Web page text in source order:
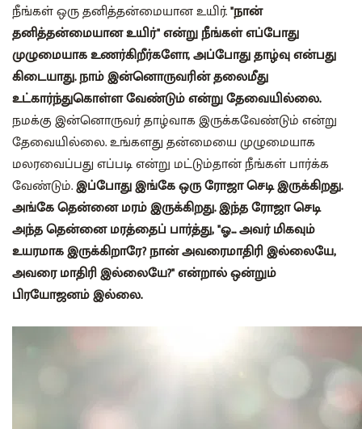
நீங்கள் ஒரு தனித்தன்மையான உயிர்."நான்
தனித்தன்மையான உயிர்" என்று நீங்கள் எப்போது
முழுமையாக உணர்கிறீர்களோ, அப்போது தாழ்வு என்பது
கிடையாது. நாம் இன்னொருவரின் தலைமீது
உட்கார்ந்துகொள்ள வேண்டும் என்று தேவையில்லை.
நமக்கு இன்னொருவர் தாழ்வாக இருக்கவேண்டும் என்று
தேவையில்லை. உங்களது தன்மையை முழுமையாக
மலரவைப்பது எப்படி என்று மட்டும்தான் நீங்கள் பார்க்க
வேண்டும்.இப்போது இங்கே ஒரு ரோஜா செடி இருக்கிறது.
அங்கே தென்னை மரம் இருக்கிறது. இந்த ரோஜா செடி
அந்த தென்னை மரத்தைப் பார்த்து, "ஓ... அவர் மிகவும்
உயரமாக இருக்கிறாரே? நான் அவரைமாதிரி இல்லையே,
அவரை மாதிரி இல்லையே?" என்றால் ஒன்றும்
பிரயோஜனம் இல்லை.